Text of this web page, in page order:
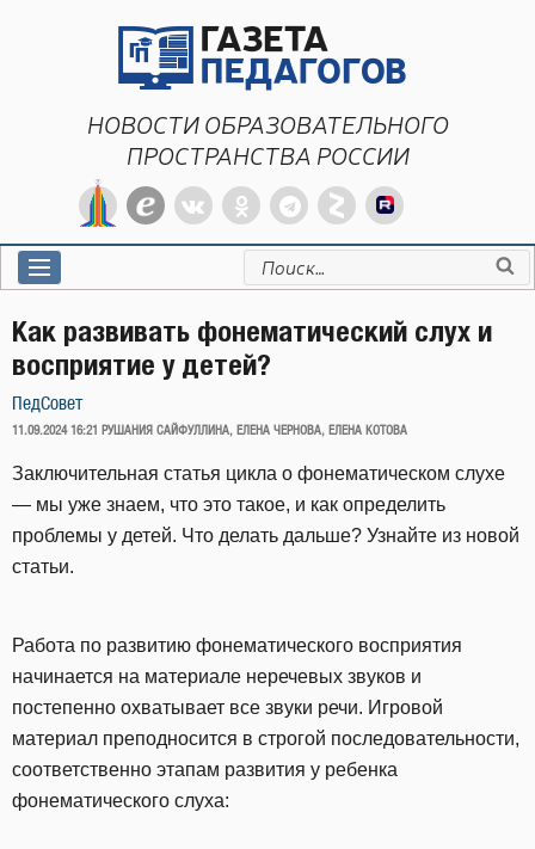
НОВОСТИ ОБРАЗОВАТЕЛЬНОГО
ПРОСТРАНСТВА РОССИИ
Искать:
Как развивать фонематический слух и
восприятие у детей?
ПедСовет
ОПУБЛИКОВАНО
11.09.2024 16:21 РУШАНИЯ САЙФУЛЛИНА, ЕЛЕНА ЧЕРНОВА, ЕЛЕНА КОТОВА
Заключительная статья цикла о фонематическом слухе
— мы уже знаем, что это такое, и как определить
проблемы у детей. Что делать дальше? Узнайте из новой
статьи.
Работа по развитию фонематического восприятия
начинается на материале неречевых звуков и
постепенно охватывает все звуки речи. Игровой
материал преподносится в строгой последовательности,
соответственно этапам развития у ребенка
фонематического слуха: